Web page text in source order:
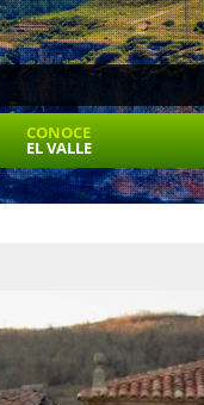
CONOCE
EL VALLE